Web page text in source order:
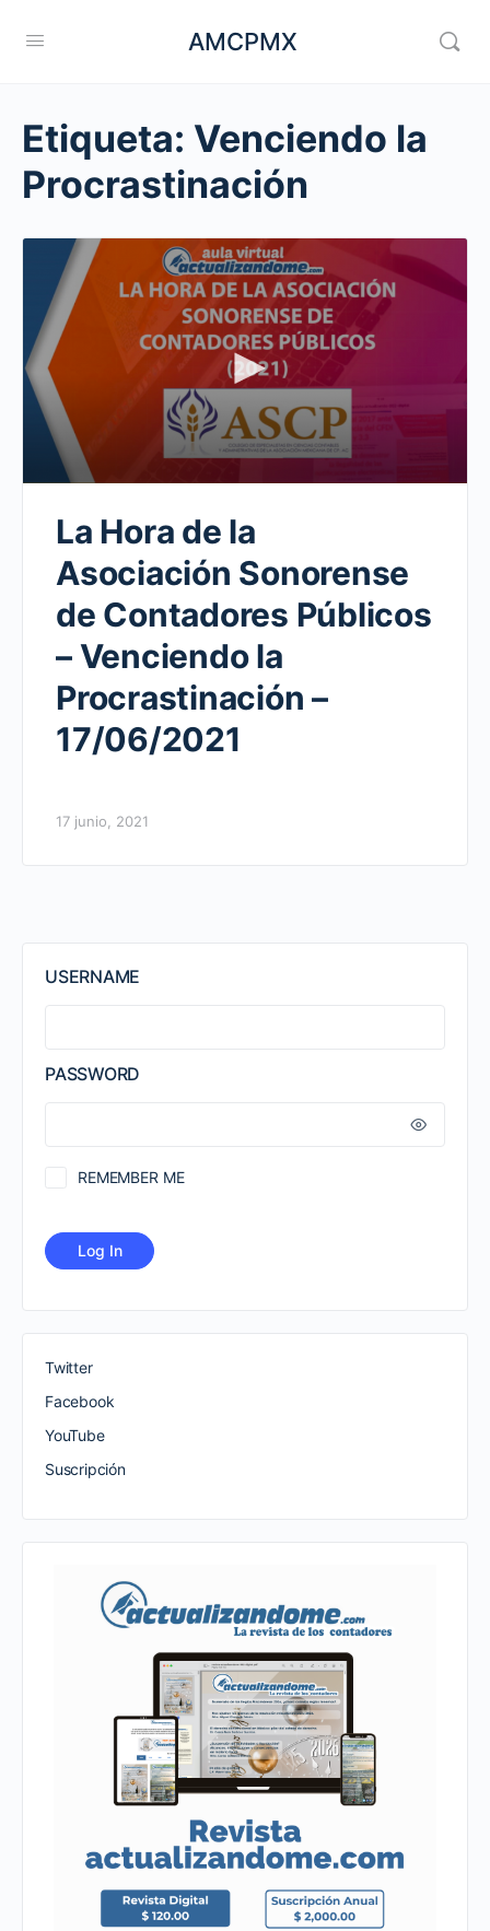
AMCPMX
Etiqueta: Venciendo la
Procrastinación
La Hora de la
Asociación Sonorense
de Contadores Públicos
– Venciendo la
Procrastinación –
17/06/2021
17 junio, 2021
USERNAME
PASSWORD
REMEMBER ME
Twitter
Facebook
YouTube
Suscripción